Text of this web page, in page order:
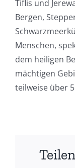
Tiflis und
Bergen,
Menschen,
dem heiligen
mächtigen
teilweise über